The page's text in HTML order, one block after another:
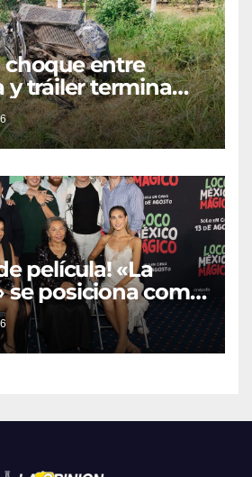
choque entre
y tráiler termina
unidades fuera de
en Tihuatlán
película! «La
se posiciona como
para
de cine y